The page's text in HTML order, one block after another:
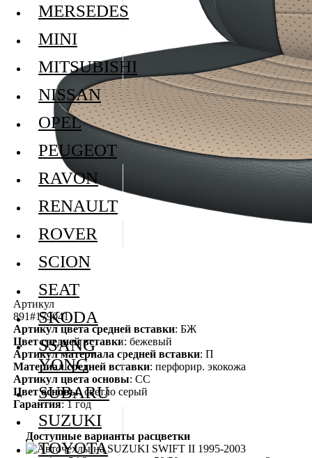
Артикул
891#179041
Артикул цвета средней вставки: БЖ
Цвет средней вставки: бежевый
Артикул материала средней вставки: П
Материал средней вставки: перфорир. экокожа
Артикул цвета основы: СС
Цвет основы: светло серый
Гарантия: 1 год
Доступные варианты расцветки
MERSEDES
MINI
MITSUBISHI
NISSAN
OPEL
PEUGEOT
RAVON
RENAULT
ROVER
SCION
SEAT
SKODA
SSANG
YONG
SUBARU
SUZUKI
TOYOTA